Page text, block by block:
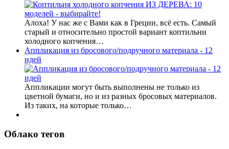
Алоха! У нас же с Вами как в Греции, всё есть. Самый
старый и относительно простой вариант коптильни
холодного копчения…
Аппликация из бросового/подручного материала - 12
идей
Аппликации могут быть выполнены не только из
цветной бумаги, но и из разных бросовых материалов.
Из таких, на которые только…
Облако тегов